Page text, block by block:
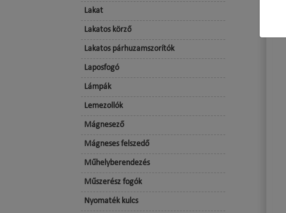
Lakat
Lakatos körző
Lakatos párhuzamszorítók
Laposfogó
Lámpák
Lemezollók
Mágnesező
Mágneses felszedő
Műhelyberendezés
Műszerész fogók
Nyomaték kulcs